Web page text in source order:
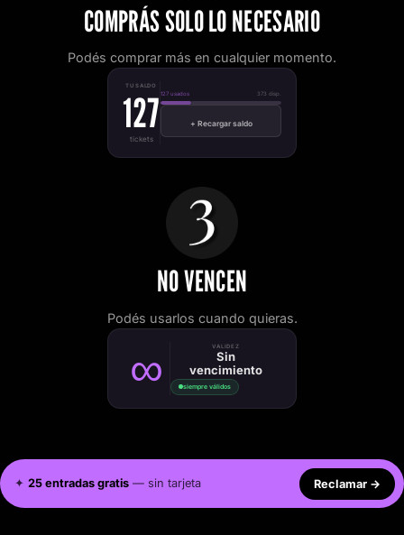
COMPRÁS SOLO LO NECESARIO
Podés comprar más en cualquier momento.
TU SALDO
127
tickets
127 usados 373 disp.
+ Recargar saldo
NO VENCEN
Podés usarlos cuando quieras.
∞ VALIDEZ
Sin
vencimiento
siempre válidos
✦ 25 entradas gratis — sin tarjeta Reclamar →